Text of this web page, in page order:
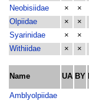
Neobisiidae
× ×
Olpiidae
× ×
Syarinidae
× ×
Withiidae
× ×
Name UA BY
Amblyolpiidae